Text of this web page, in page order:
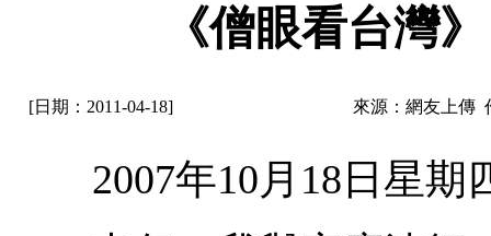
《僧眼看台灣
[日期：2011-04-18] 來源：網友上傳
2007年10月18日星期